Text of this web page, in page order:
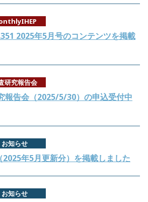
2025年5月号のコンテンツを掲載
研究報告会
報告会（2025/5/30）の申込受付中
お知らせ
年5月更新分）を掲載しました
お知らせ